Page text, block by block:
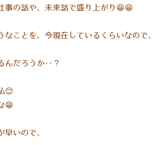
事の話や、未来話で盛り上がり😁😁
ことを、今現在しているくらいなので、
んだろうか‥？
😊
😁
いので、